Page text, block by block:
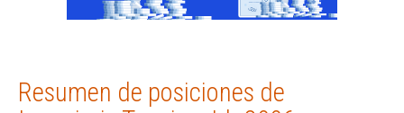
Resumen de posiciones de